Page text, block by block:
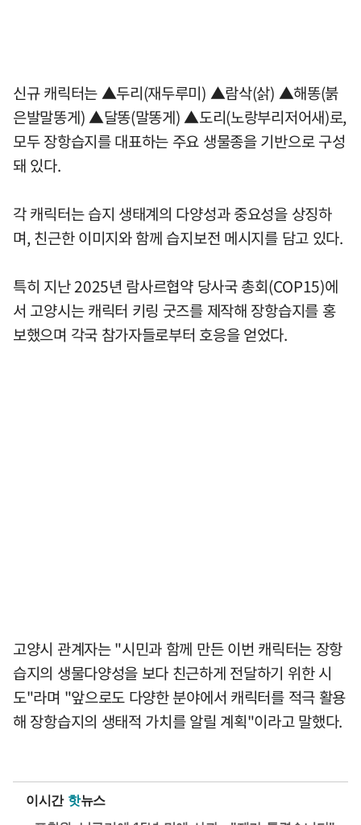
신규 캐릭터는 ▲두리(재두루미) ▲람삭(삵) ▲해똥(붉
은발말똥게) ▲달똥(말똥게) ▲도리(노랑부리저어새)로,
모두 장항습지를 대표하는 주요 생물종을 기반으로 구성
돼 있다.
각 캐릭터는 습지 생태계의 다양성과 중요성을 상징하
며, 친근한 이미지와 함께 습지보전 메시지를 담고 있다.
특히 지난 2025년 람사르협약 당사국 총회(COP15)에
서 고양시는 캐릭터 키링 굿즈를 제작해 장항습지를 홍
보했으며 각국 참가자들로부터 호응을 얻었다.
고양시 관계자는 "시민과 함께 만든 이번 캐릭터는 장항
습지의 생물다양성을 보다 친근하게 전달하기 위한 시
도"라며 "앞으로도 다양한 분야에서 캐릭터를 적극 활용
해 장항습지의 생태적 가치를 알릴 계획"이라고 말했다.
이시간 핫뉴스